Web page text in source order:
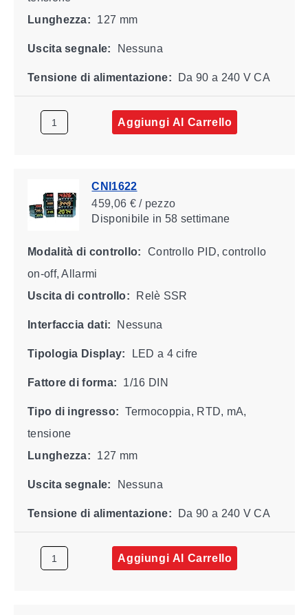
Lunghezza:
127 mm
Uscita segnale: Nessuna
Tensione di alimentazione: Da 90 a 240 V CA
Aggiungi Al Carrello
CNI1622
459,06 € / pezzo
Disponibile in 58 settimane
Modalità di controllo:
Controllo PID, controllo
on-off, Allarmi
Uscita di controllo:
Relè SSR
Interfaccia dati: Nessuna
Tipologia Display: LED a 4 cifre
Fattore di forma: 1/16 DIN
Tipo di ingresso: Termocoppia, RTD, mA,
tensione
Lunghezza:
127 mm
Uscita segnale: Nessuna
Tensione di alimentazione: Da 90 a 240 V CA
Aggiungi Al Carrello